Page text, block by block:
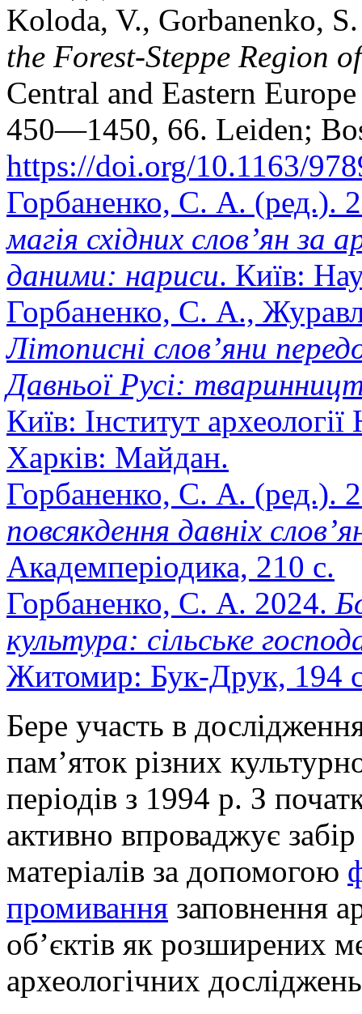
Koloda, V., Gorbanenko,
the Forest-Steppe Region
Central and Eastern
450—1450, 66. Leiden;
https://doi.org/10.1163/
Горбаненко, С. А. (ред.).
магія східних слов’ян за
даними: нариси. Київ:
Горбаненко, С. А.,
Літописні слов’яни
Давньої Русі:
Київ: Інститут
Харків: Майдан.
Горбаненко, С. А. (ред.).
повсякдення давніх
Академперіодика, 210 с.
Горбаненко, С. А. 2024.
культура: сільське
Житомир: Бук-Друк, 194
Бере участь в
пам’яток різних
періодів з 1994 р. З
активно впроваджує забір
матеріалів за допомогою
промивання заповнення
об’єктів як розширених
археологічних